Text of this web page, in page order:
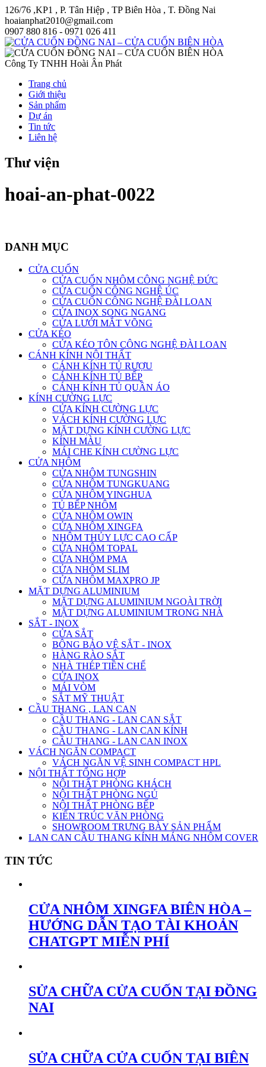
126/76 ,KP1 , P. Tân Hiệp , TP Biên Hòa , T. Đồng Nai
hoaianphat2010@gmail.com
0907 880 816 - 0971 026 411
Công Ty TNHH Hoài Ân Phát
Trang chủ
Giới thiệu
Sản phẩm
Dự án
Tin tức
Liên hệ
Thư viện
hoai-an-phat-0022
DANH MỤC
CỬA CUỐN
CỬA CUỐN NHÔM CÔNG NGHỆ ĐỨC
CỬA CUỐN CÔNG NGHỆ ÚC
CỬA CUỐN CÔNG NGHỆ ĐÀI LOAN
CỬA INOX SONG NGANG
CỬA LƯỚI MẮT VÕNG
CỬA KÉO
CỬA KÉO TÔN CÔNG NGHỆ ĐÀI LOAN
CÁNH KÍNH NỘI THẤT
CÁNH KÍNH TỦ RƯỢU
CÁNH KÍNH TỦ BẾP
CÁNH KÍNH TỦ QUẦN ÁO
KÍNH CƯỜNG LỰC
CỬA KÍNH CƯỜNG LỰC
VÁCH KÍNH CƯỜNG LỰC
MẶT DỰNG KÍNH CƯỜNG LỰC
KÍNH MÀU
MÁI CHE KÍNH CƯỜNG LỰC
CỬA NHÔM
CỬA NHÔM TUNGSHIN
CỬA NHÔM TUNGKUANG
CỬA NHÔM YINGHUA
TỦ BẾP NHÔM
CỬA NHÔM OWIN
CỬA NHÔM XINGFA
NHÔM THỦY LỰC CAO CẤP
CỬA NHÔM TOPAL
CỬA NHÔM PMA
CỬA NHÔM SLIM
CỬA NHÔM MAXPRO JP
MẶT DỰNG ALUMINIUM
MẶT DỰNG ALUMINIUM NGOÀI TRỜI
MẶT DỰNG ALUMINIUM TRONG NHÀ
SẮT - INOX
CỬA SẮT
BÔNG BẢO VỆ SẮT - INOX
HÀNG RÀO SẮT
NHÀ THÉP TIỀN CHẾ
CỬA INOX
MÁI VÒM
SẮT MỸ THUẬT
CẦU THANG , LAN CAN
CẦU THANG - LAN CAN SẮT
CẦU THANG - LAN CAN KÍNH
CẦU THANG - LAN CAN INOX
VÁCH NGĂN COMPACT
VÁCH NGĂN VỆ SINH COMPACT HPL
NỘI THẤT TỔNG HỢP
NỘI THẤT PHÒNG KHÁCH
NỘI THẤT PHÒNG NGỦ
NỘI THẤT PHÒNG BẾP
KIẾN TRÚC VĂN PHÒNG
SHOWROOM TRƯNG BÀY SẢN PHẨM
LAN CAN CẦU THANG KÍNH MÁNG NHÔM COVER
TIN TỨC
CỬA NHÔM XINGFA BIÊN HÒA –
HƯỚNG DẪN TẠO TÀI KHOẢN
CHATGPT MIỄN PHÍ
SỬA CHỮA CỬA CUỐN TẠI ĐỒNG
NAI
SỬA CHỮA CỬA CUỐN TẠI BIÊN